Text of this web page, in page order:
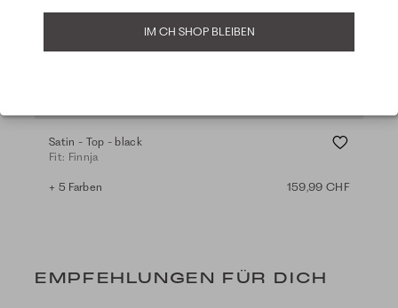
Satin - Top - black
Fit: Finnja
+ 5 Farben 159,99 CHF
EMPFEHLUNGEN FÜR DICH
IM CH SHOP BLEIBEN